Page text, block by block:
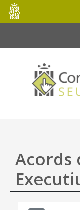
Salta al contingut
Consell
de
Mallorca
Acords